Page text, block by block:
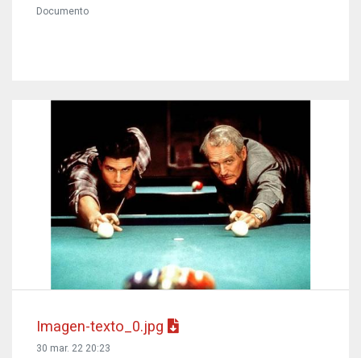
Documento
Imagen-texto_0.jpg
30 mar. 22 20:23